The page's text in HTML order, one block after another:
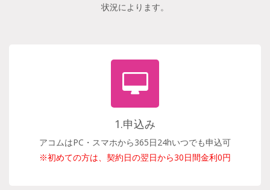
状況によります。
1.申込み
アコムはPC・スマホから365日24hいつでも申込可
※初めての方は、契約日の翌日から30日間金利0円